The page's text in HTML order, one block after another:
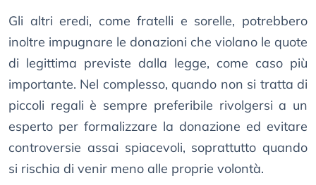
Gli altri eredi, come fratelli e sorelle, potrebbero
inoltre impugnare le donazioni che violano le quote
di legittima previste dalla legge, come caso più
importante. Nel complesso, quando non si tratta di
piccoli regali è sempre preferibile rivolgersi a un
esperto per formalizzare la donazione ed evitare
controversie assai spiacevoli, soprattutto quando
si rischia di venir meno alle proprie volontà.